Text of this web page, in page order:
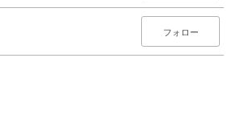
フォロー